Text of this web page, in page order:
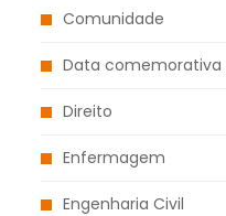
Comunidade
Data comemorativa
Direito
Enfermagem
Engenharia Civil